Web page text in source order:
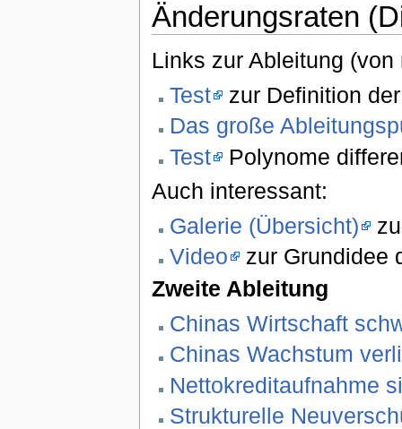
Änderungsraten
Links zur Ableitung
Test zur Definition
Das große
Test Polynome
Auch interessant:
Galerie (Übersicht) zu
Video zur Grundidee
Zweite Ableitung
Chinas Wirtschaft
Chinas Wachstum
Nettokreditaufnahme
Strukturelle